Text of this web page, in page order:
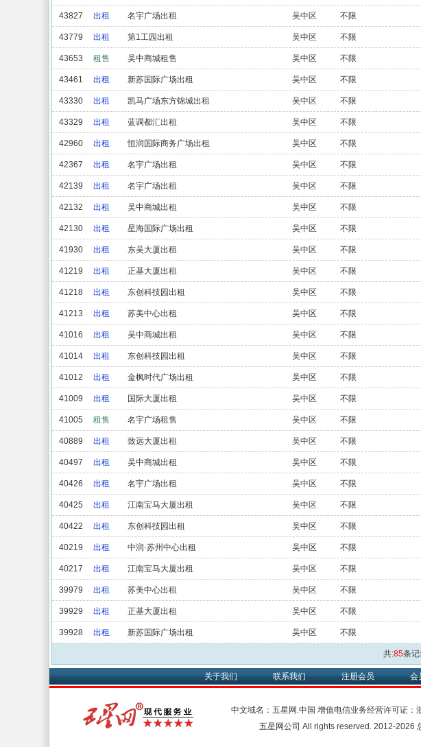
43827 出租 名宇广场出租 吴中区 不限
43779 出租 第1工园出租 吴中区 不限
43653 租售 吴中商城租售 吴中区 不限
43461 出租 新苏国际广场出租 吴中区 不限
43330 出租 凯马广场东方锦城出租 吴中区 不限
43329 出租 蓝调都汇出租 吴中区 不限
42960 出租 恒润国际商务广场出租 吴中区 不限
42367 出租 名宇广场出租 吴中区 不限
42139 出租 名宇广场出租 吴中区 不限
42132 出租 吴中商城出租 吴中区 不限
42130 出租 星海国际广场出租 吴中区 不限
41930 出租 东吴大厦出租 吴中区 不限
41219 出租 正基大厦出租 吴中区 不限
41218 出租 东创科技园出租 吴中区 不限
41213 出租 苏美中心出租 吴中区 不限
41016 出租 吴中商城出租 吴中区 不限
41014 出租 东创科技园出租 吴中区 不限
41012 出租 金枫时代广场出租 吴中区 不限
41009 出租 国际大厦出租 吴中区 不限
41005 租售 名宇广场租售 吴中区 不限
40889 出租 致远大厦出租 吴中区 不限
40497 出租 吴中商城出租 吴中区 不限
40426 出租 名宇广场出租 吴中区 不限
40425 出租 江南宝马大厦出租 吴中区 不限
40422 出租 东创科技园出租 吴中区 不限
40219 出租 中润·苏州中心出租 吴中区 不限
40217 出租 江南宝马大厦出租 吴中区 不限
39979 出租 苏美中心出租 吴中区 不限
39929 出租 正基大厦出租 吴中区 不限
39928 出租 新苏国际广场出租 吴中区 不限
共:85条
关于我们 联系我们 注册会员 会
中文域名：五星网.中国 增值电信业务经营许可证：
五星网公司 All rights reserved. 2012-2026